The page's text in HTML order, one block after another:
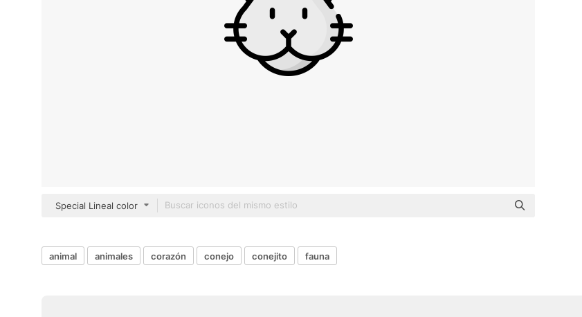
Special Lineal color
animal animales corazón conejo conejito fauna